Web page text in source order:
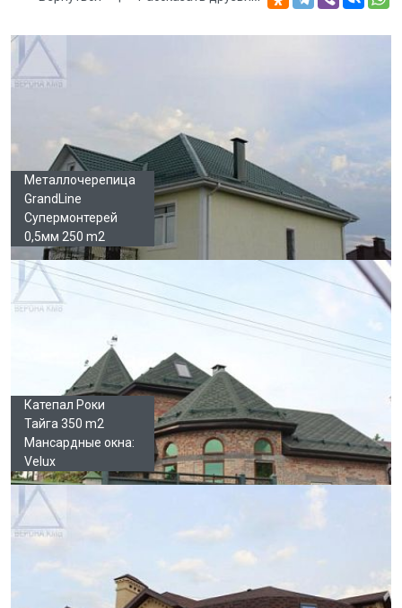
Галерея
Металлочерепица
GrandLine
Супермонтерей
0,5мм 250 m2
Катепал Роки
Тайга 350 m2
Мансардные окна:
Velux